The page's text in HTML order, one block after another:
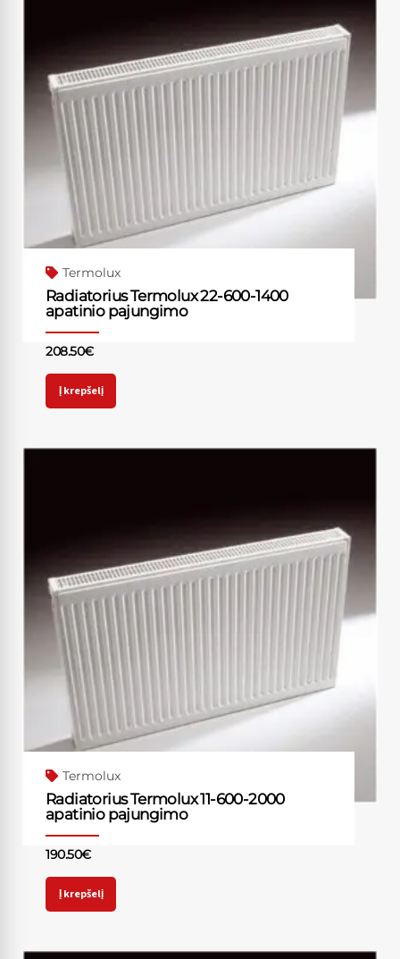
Termolux
Radiatorius Termolux 22-600-1400
apatinio pajungimo
208.50€
Į krepšelį
Termolux
Radiatorius Termolux 11-600-2000
apatinio pajungimo
190.50€
Į krepšelį